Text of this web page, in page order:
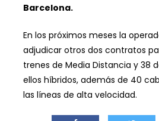
Barcelona.
En los próximos meses la
adjudicar otros dos contratos
trenes de Media Distancia y 38
ellos híbridos, además de 40
las líneas de alta velocidad.